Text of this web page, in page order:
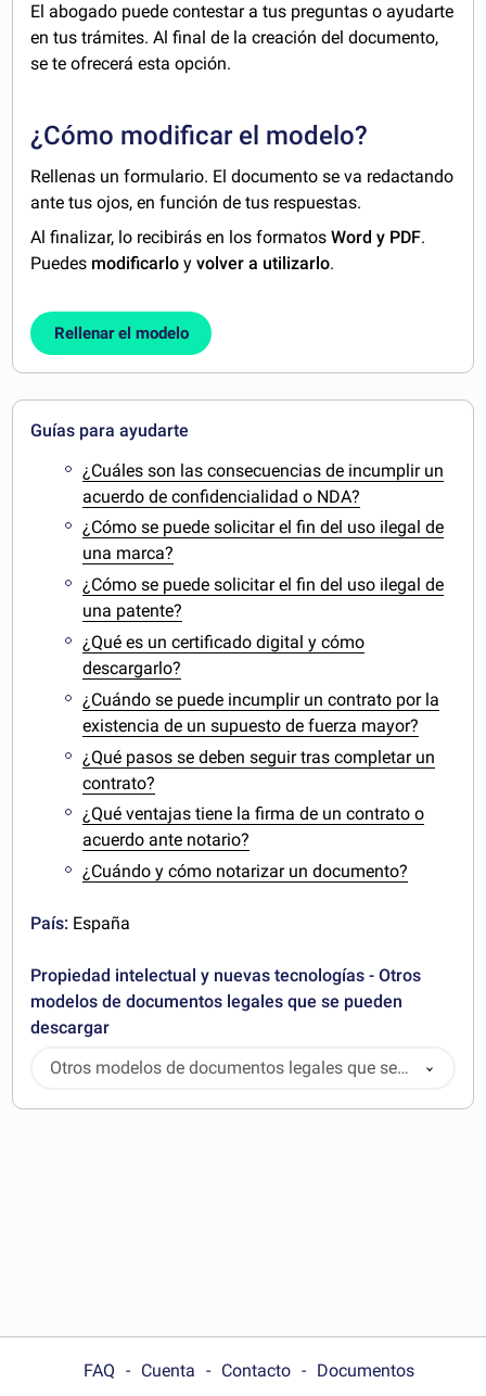
El abogado puede contestar a tus preguntas o ayudarte
en tus trámites. Al final de la creación del documento,
se te ofrecerá esta opción.
¿Cómo modificar el modelo?
Rellenas un formulario. El documento se va redactando
ante tus ojos, en función de tus respuestas.
Al finalizar, lo recibirás en los formatosWord y PDF.
Puedes modificarlo yvolver a utilizarlo.
Rellenar el modelo
Guías para ayudarte
¿Cuáles son las consecuencias de incumplir un
acuerdo de confidencialidad o NDA?
¿Cómo se puede solicitar el fin del uso ilegal de
una marca?
¿Cómo se puede solicitar el fin del uso ilegal de
una patente?
¿Qué es un certificado digital y cómo
descargarlo?
¿Cuándo se puede incumplir un contrato por la
existencia de un supuesto de fuerza mayor?
¿Qué pasos se deben seguir tras completar un
contrato?
¿Qué ventajas tiene la firma de un contrato o
acuerdo ante notario?
¿Cuándo y cómo notarizar un documento?
País: España
Propiedad intelectual y nuevas tecnologías - Otros
modelos de documentos legales que se pueden
descargar
Otros modelos de documentos legales que se
pueden descargar
FAQ Cuenta Contacto
Documentos